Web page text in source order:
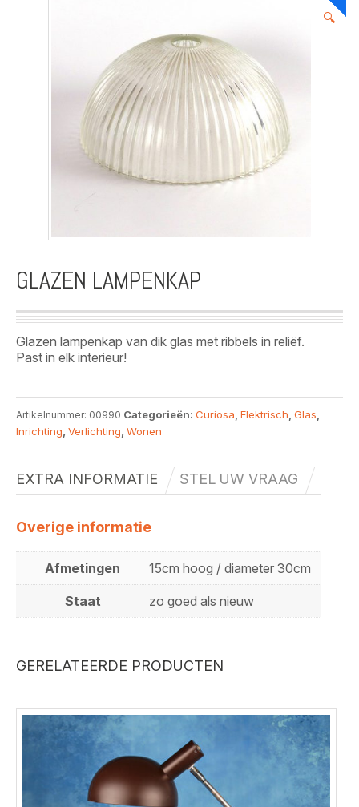
🔍
GLAZEN LAMPENKAP
Glazen lampenkap van dik glas met ribbels in reliëf.
Past in elk interieur!
Artikelnummer: 00990 Categorieën: Curiosa Elektrisch Glas
Inrichting Verlichting Wonen
EXTRA INFORMATIE STEL UW VRAAG
Overige informatie
Afmetingen 15cm hoog / diameter 30cm
Staat zo goed als nieuw
GERELATEERDE PRODUCTEN